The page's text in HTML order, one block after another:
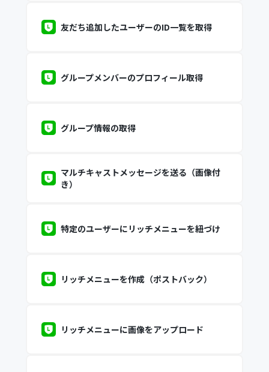
友だち追加したユーザーのID一覧を取得
グループメンバーのプロフィール取得
グループ情報の取得
マルチキャストメッセージを送る（画像付
き）
特定のユーザーにリッチメニューを紐づけ
リッチメニューを作成（ポストバック）
リッチメニューに画像をアップロード